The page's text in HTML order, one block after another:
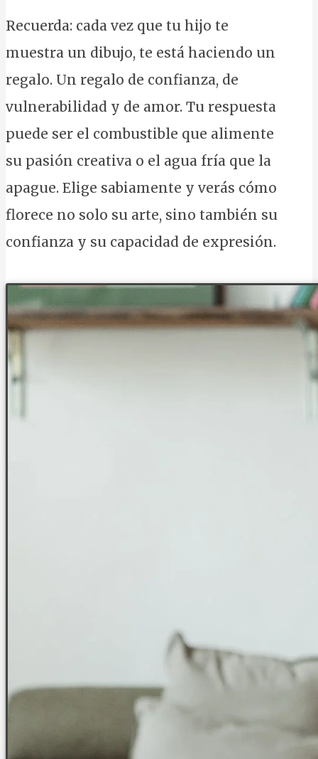
Recuerda: cada vez que tu hijo te
muestra un dibujo, te está haciendo un
regalo. Un regalo de confianza, de
vulnerabilidad y de amor. Tu respuesta
puede ser el combustible que alimente
su pasión creativa o el agua fría que la
apague. Elige sabiamente y verás cómo
florece no solo su arte, sino también su
confianza y su capacidad de expresión.